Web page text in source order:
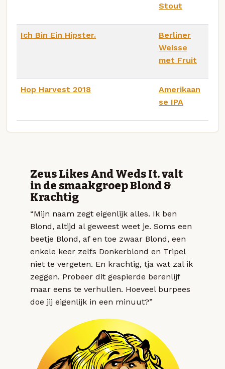
Stout
Ich Bin Ein Hipster.
Berliner
Weisse
met Fruit
Hop Harvest 2018
Amerikaan
se IPA
Zeus Likes And Weds It. valt
in de smaakgroep Blond &
Krachtig
“Mijn naam zegt eigenlijk alles. Ik ben
Blond, altijd al geweest weet je. Soms een
beetje Blond, af en toe zwaar Blond, een
enkele keer zelfs Donkerblond en Tripel
niet te vergeten. En krachtig, tja wat zal ik
zeggen. Probeer dit gespierde berenlijf
maar eens te verhullen. Hoeveel burpees
doe jij eigenlijk in een minuut?”